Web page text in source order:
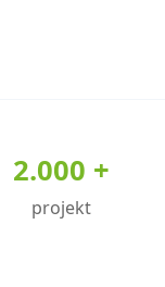
2.000 +
projekt